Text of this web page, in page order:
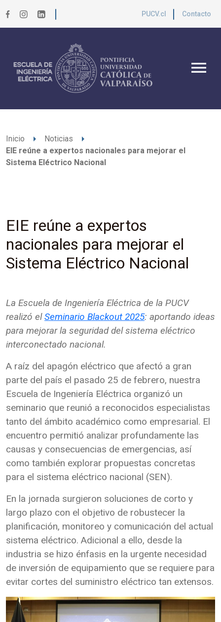
PUCV.cl Contacto
menu
Inicio arrow_right Noticias arrow_right
EIE reúne a expertos nacionales para mejorar el
Sistema Eléctrico Nacional
EIE reúne a expertos
nacionales para mejorar el
Sistema Eléctrico Nacional
La Escuela de Ingeniería Eléctrica de la PUCV
realizó elSeminario Blackout 2025: aportando ideas
para mejorar la seguridad del sistema eléctrico
interconectado nacional.
A raíz del apagón eléctrico que afectó a gran
parte del país el pasado 25 de febrero, nuestra
Escuela de Ingeniería Eléctrica organizó un
seminario que reunió a reconocidos especialistas
tanto del ámbito académico como empresarial. El
encuentro permitió analizar profundamente las
causas y consecuencias de emergencias, así
como también explorar propuestas concretas
para el sistema eléctrico nacional (SEN).
En la jornada surgieron soluciones de corto y
largo plazo con el objetivo de robustecer la
planificación, monitoreo y comunicación del actual
sistema eléctrico. Adicional a ello, desde la
industria se hizo énfasis en la urgente necesidad
de inversión de equipamiento que se requiere para
evitar cortes del suministro eléctrico tan extensos.